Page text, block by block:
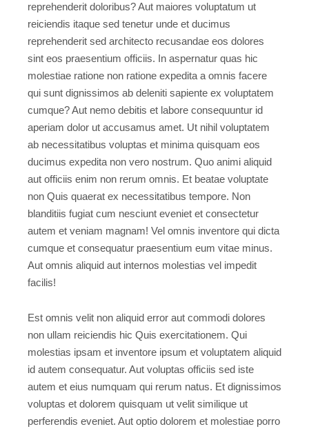
reprehenderit doloribus? Aut maiores voluptatum ut
reiciendis itaque sed tenetur unde et ducimus
reprehenderit sed architecto recusandae eos dolores
sint eos praesentium officiis. In aspernatur quas hic
molestiae ratione non ratione expedita a omnis facere
qui sunt dignissimos ab deleniti sapiente ex voluptatem
cumque? Aut nemo debitis et labore consequuntur id
aperiam dolor ut accusamus amet. Ut nihil voluptatem
ab necessitatibus voluptas et minima quisquam eos
ducimus expedita non vero nostrum. Quo animi aliquid
aut officiis enim non rerum omnis. Et beatae voluptate
non Quis quaerat ex necessitatibus tempore. Non
blanditiis fugiat cum nesciunt eveniet et consectetur
autem et veniam magnam! Vel omnis inventore qui dicta
cumque et consequatur praesentium eum vitae minus.
Aut omnis aliquid aut internos molestias vel impedit
facilis!
Est omnis velit non aliquid error aut commodi dolores
non ullam reiciendis hic Quis exercitationem. Qui
molestias ipsam et inventore ipsum et voluptatem aliquid
id autem consequatur. Aut voluptas officiis sed iste
autem et eius numquam qui rerum natus. Et dignissimos
voluptas et dolorem quisquam ut velit similique ut
perferendis eveniet. Aut optio dolorem et molestiae porro